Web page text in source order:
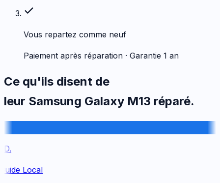
Vous repartez comme neuf
Paiement après réparation · Garantie 1 an
Ce qu'ils disent de
leur Samsung Galaxy M13 réparé.
Local